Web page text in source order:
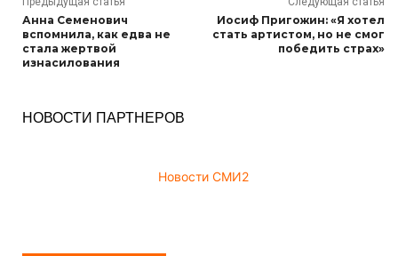
Анна Семенович
вспомнила, как едва не
стала жертвой
изнасилования
Иосиф Пригожин: «Я хотел
стать артистом, но не смог
победить страх»
НОВОСТИ ПАРТНЕРОВ
Новости СМИ2